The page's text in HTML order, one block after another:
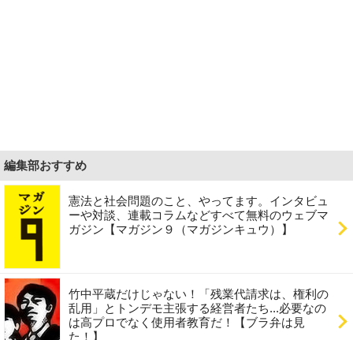
編集部おすすめ
憲法と社会問題のこと、やってます。インタビュ
ーや対談、連載コラムなどすべて無料のウェブマ
ガジン【マガジン９（マガジンキュウ）】
竹中平蔵だけじゃない！「残業代請求は、権利の
乱用」とトンデモ主張する経営者たち...必要なの
は高プロでなく使用者教育だ！【ブラ弁は見
た！】